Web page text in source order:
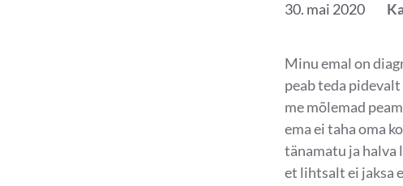
30. mai 2020
Minu emal on
peab teda
me mõlemad
ema ei taha oma
tänamatu ja halva
et lihtsalt ei jaksa